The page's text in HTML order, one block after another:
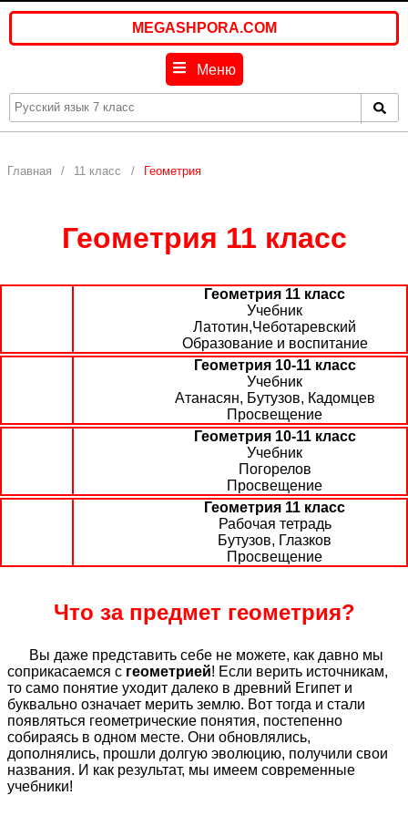
MEGASHPORA.COM
Меню
Главная 11 класс Геометрия
Геометрия 11 класс
Геометрия 11 класс
Учебник
Латотин,Чеботаревский
Образование и воспитание
Геометрия 10-11 класс
Учебник
Атанасян, Бутузов, Кадомцев
Просвещение
Геометрия 10-11 класс
Учебник
Погорелов
Просвещение
Геометрия 11 класс
Рабочая тетрадь
Бутузов, Глазков
Просвещение
Что за предмет геометрия?
Вы даже представить себе не можете, как давно мы
соприкасаемся с геометрией! Если верить источникам,
то само понятие уходит далеко в древний Египет и
буквально означает мерить землю. Вот тогда и стали
появляться геометрические понятия, постепенно
собираясь в одном месте. Они обновлялись,
дополнялись, прошли долгую эволюцию, получили свои
названия. И как результат, мы имеем современные
учебники!